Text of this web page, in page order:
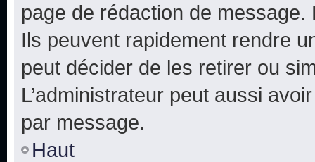
page de rédaction de
Ils peuvent rapidement rendre
peut décider de les retirer ou
L’administrateur peut aussi
par message.
Haut